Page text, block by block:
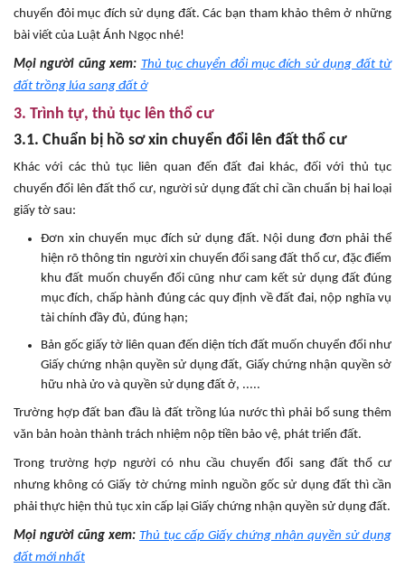
chuyển đỏi mục đích sử dụng đất. Các bạn tham khảo thêm ở những
bài viết của Luật Ánh Ngọc nhé!
Mọi người cũng xem: Thủ tục chuyển đổi mục đích sử dụng đất từ
đất trồng lúa sang đất ở
3. Trình tự, thủ tục lên thổ cư
3.1. Chuẩn bị hồ sơ xin chuyển đổi lên đất thổ cư
Khác với các thủ tục liên quan đến đất đai khác, đối với thủ tục
chuyển đổi lên đất thổ cư, người sử dụng đất chỉ cần chuẩn bị hai loại
giấy tờ sau:
Đơn xin chuyển mục đích sử dụng đất. Nội dung đơn phải thể
hiện rõ thông tin người xin chuyển đổi sang đất thổ cư, đặc điểm
khu đất muốn chuyển đổi cũng như cam kết sử dụng đất đúng
mục đích, chấp hành đúng các quy định về đất đai, nộp nghĩa vụ
tài chính đầy đủ, đúng hạn;
Bản gốc giấy tờ liên quan đến diện tích đất muốn chuyển đổi như
Giấy chứng nhận quyền sử dụng đất, Giấy chứng nhận quyền sở
hữu nhà ửo và quyền sử dụng đất ở, .....
Trường hợp đất ban đầu là đất trồng lúa nước thì phải bổ sung thêm
văn bản hoàn thành trách nhiệm nộp tiền bảo vệ, phát triển đất.
Trong trường hợp người có nhu cầu chuyển đổi sang đất thổ cư
nhưng không có Giấy tờ chứng minh nguồn gốc sử dụng đất thì cần
phải thực hiện thủ tục xin cấp lại Giấy chứng nhận quyền sử dụng đất.
Mọi người cũng xem: Thủ tục cấp Giấy chứng nhận quyền sử dụng
đất mới nhất